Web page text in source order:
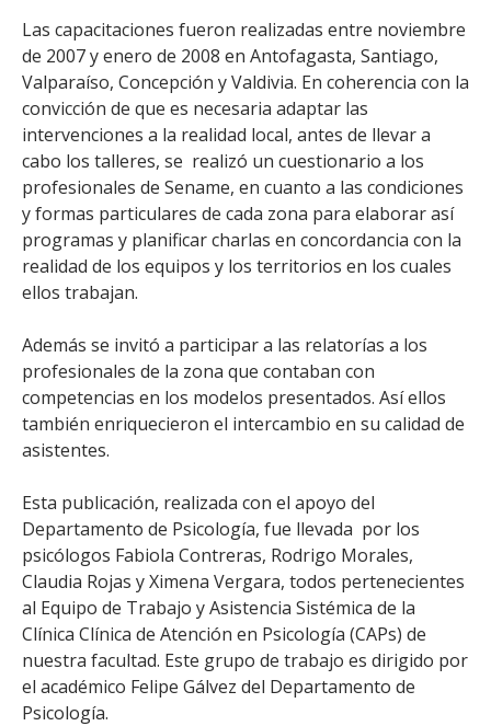
Las capacitaciones fueron realizadas entre noviembre
de 2007 y enero de 2008 en Antofagasta, Santiago,
Valparaíso, Concepción y Valdivia. En coherencia con la
convicción de que es necesaria adaptar las
intervenciones a la realidad local, antes de llevar a
cabo los talleres, se realizó un cuestionario a los
profesionales de Sename, en cuanto a las condiciones
y formas particulares de cada zona para elaborar así
programas y planificar charlas en concordancia con la
realidad de los equipos y los territorios en los cuales
ellos trabajan.
Además se invitó a participar a las relatorías a los
profesionales de la zona que contaban con
competencias en los modelos presentados. Así ellos
también enriquecieron el intercambio en su calidad de
asistentes.
Esta publicación, realizada con el apoyo del
Departamento de Psicología, fue llevada por los
psicólogos Fabiola Contreras, Rodrigo Morales,
Claudia Rojas y Ximena Vergara, todos pertenecientes
al Equipo de Trabajo y Asistencia Sistémica de la
Clínica Clínica de Atención en Psicología (CAPs) de
nuestra facultad. Este grupo de trabajo es dirigido por
el académico Felipe Gálvez del Departamento de
Psicología.